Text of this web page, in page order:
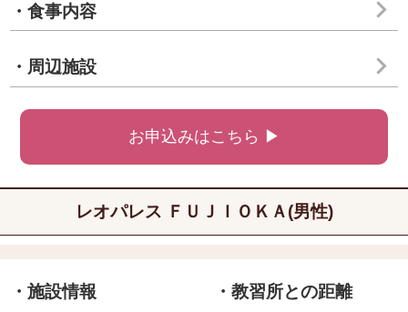
・食事内容
・周辺施設
お申込みはこちら ▶
レオパレス ＦＵＪＩＯＫＡ(男性)
・施設情報 ・教習所との距離